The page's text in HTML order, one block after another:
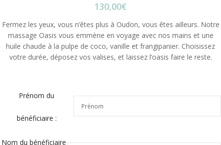
130,00€
Fermez les yeux, vous n’êtes plus à Oudon, vous êtes ailleurs. Notre
massage Oasis vous emmène en voyage avec nos mains et une
huile chaude à la pulpe de coco, vanille et frangipanier. Choisissez
votre durée, déposez vos valises, et laissez l’oasis faire le reste.
Prénom du
bénéficiaire :
Nom du bénéficiaire